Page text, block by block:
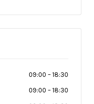
09:00 – 18:30
09:00 – 18:30